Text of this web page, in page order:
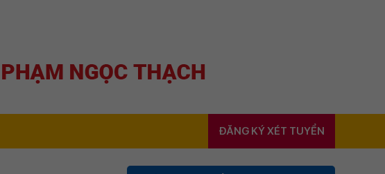
ĐĂNG KÝ XÉT TUYỂN